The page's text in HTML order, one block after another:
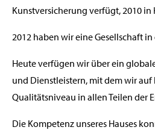
Kunstversicherung verfügt, 2010
2012 haben wir eine Gesellschaft
Heute verfügen wir über ein
und Dienstleistern, mit dem wir auf
Qualitätsniveau in allen Teilen der
Die Kompetenz unseres Hauses